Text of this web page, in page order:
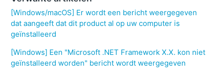
[Windows/macOS] Er wordt een bericht weergegeven
dat aangeeft dat dit product al op uw computer is
geïnstalleerd
[Windows] Een "Microsoft .NET Framework X.X. kon niet
geïnstalleerd worden" bericht wordt weergegeven